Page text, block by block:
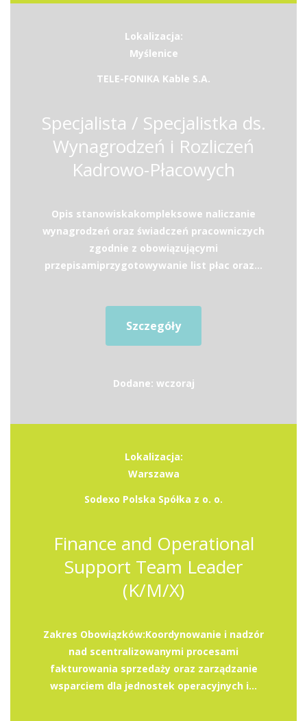
Lokalizacja:
Myślenice
TELE-FONIKA Kable S.A.
Specjalista / Specjalistka ds.
Wynagrodzeń i Rozliczeń
Kadrowo-Płacowych
Opis stanowiskakompleksowe naliczanie
wynagrodzeń oraz świadczeń pracowniczych
zgodnie z obowiązującymi
przepisamiprzygotowywanie list płac oraz...
Szczegóły
Dodane: wczoraj
Lokalizacja:
Warszawa
Sodexo Polska Spółka z o. o.
Finance and Operational
Support Team Leader
(K/M/X)
Zakres Obowiązków:Koordynowanie i nadzór
nad scentralizowanymi procesami
fakturowania sprzedaży oraz zarządzanie
wsparciem dla jednostek operacyjnych i...